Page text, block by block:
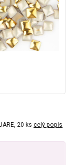
20 kscelý popis